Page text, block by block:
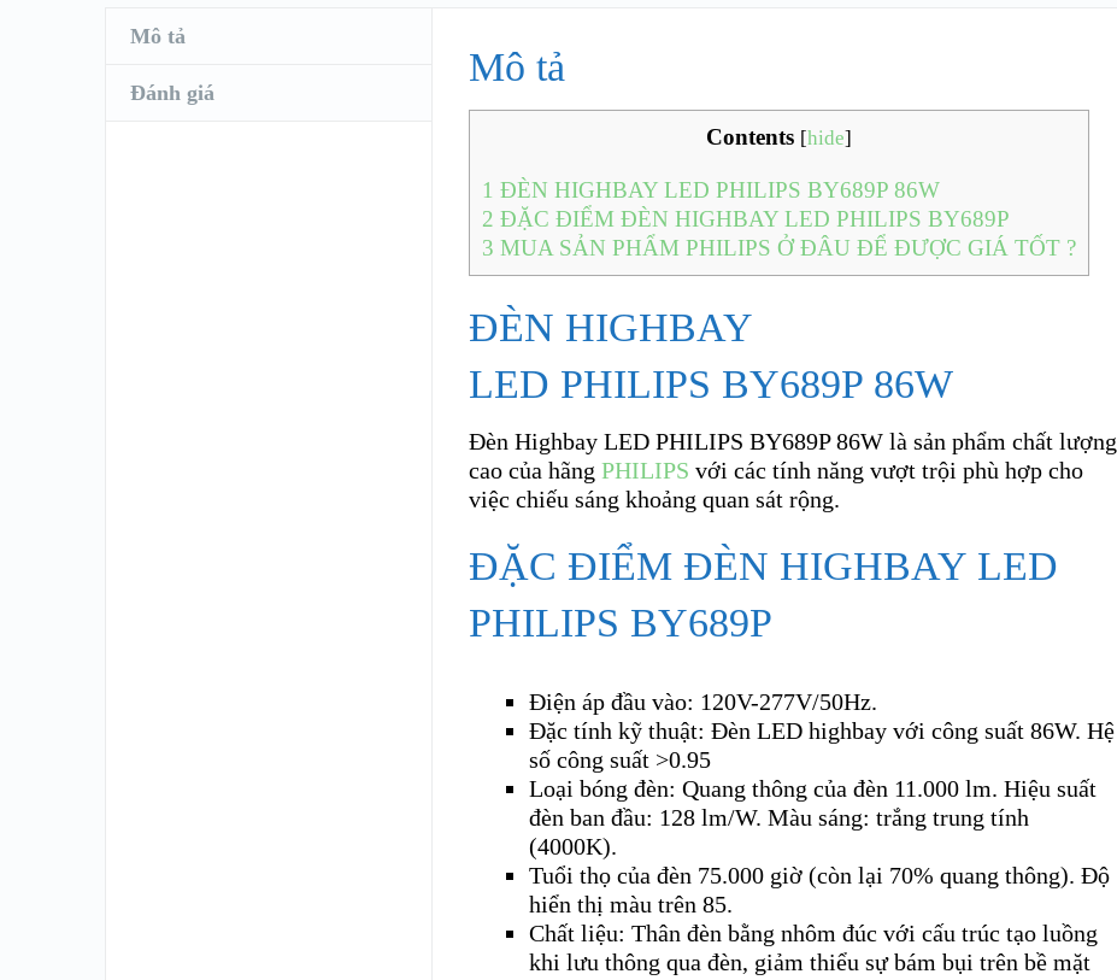
Mô tả
Đánh giá
Mô tả
Contents [hide]
1 ĐÈN HIGHBAY LED PHILIPS BY689P 86W
2 ĐẶC ĐIỂM ĐÈN HIGHBAY LED PHILIPS BY689P
3 MUA SẢN PHẨM PHILIPS Ở ĐÂU ĐỂ ĐƯỢC GIÁ TỐT ?
ĐÈN HIGHBAY
LED PHILIPS BY689P 86W
Đèn Highbay LED PHILIPS BY689P 86W là sản phẩm chất lượng
cao của hãngPHILIPS với các tính năng vượt trội phù hợp cho
việc chiếu sáng khoảng quan sát rộng.
ĐẶC ĐIỂM ĐÈN HIGHBAY LED
PHILIPS BY689P
Điện áp đầu vào: 120V-277V/50Hz.
Đặc tính kỹ thuật: Đèn LED highbay với công suất 86W. Hệ
số công suất >0.95
Loại bóng đèn: Quang thông của đèn 11.000 lm. Hiệu suất
đèn ban đầu: 128 lm/W. Màu sáng: trắng trung tính
(4000K).
Tuổi thọ của đèn 75.000 giờ (còn lại 70% quang thông). Độ
hiển thị màu trên 85.
Chất liệu: Thân đèn bằng nhôm đúc với cấu trúc tạo luồng
khi lưu thông qua đèn, giảm thiểu sự bám bụi trên bề mặt